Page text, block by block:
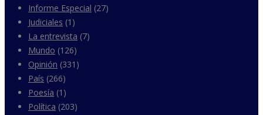
Informe Especial (27)
Judiciales (1)
La entrevista (7)
Mundo (126)
Opinión (331)
País (266)
Poesía (1)
Política (203)